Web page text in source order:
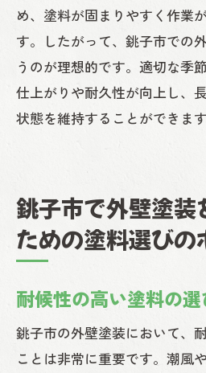
め、塗料が固まりやすく作業
す。したがって、銚子市での
うのが理想的です。適切な季
仕上がりや耐久性が向上し、
状態を維持することができます
銚子市で外壁塗装
ための塗料選びの
耐候性の高い塗料の
銚子市の外壁塗装において、
ことは非常に重要です。潮風